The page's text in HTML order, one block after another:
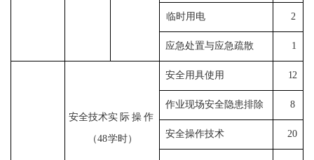
临时用电 2
应急处置与应急疏散 1
安全技术实际操作
（48学时）
安全用具使用 12
作业现场安全隐患排除 8
安全操作技术 20